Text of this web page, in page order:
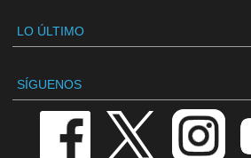
LO ÚLTIMO
SÍGUENOS